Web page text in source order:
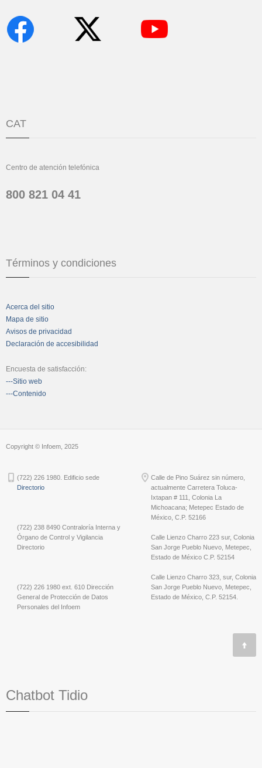
CAT
Centro de atención telefónica
800 821 04 41
Términos y condiciones
Acerca del sitio
Mapa de sitio
Avisos de privacidad
Declaración de accesibilidad
Encuesta de satisfacción:
---Sitio web
---Contenido
Copyright © Infoem, 2025
(722) 226 1980. Edificio sede
Directorio
(722) 238 8490 Contraloría Interna y
Órgano de Control y Vigilancia
Directorio
(722) 226 1980 ext. 610 Dirección
General de Protección de Datos
Personales del Infoem
Calle de Pino Suárez sin número,
actualmente Carretera Toluca-
Ixtapan # 111, Colonia La
Michoacana; Metepec Estado de
México, C.P. 52166
Calle Lienzo Charro 223 sur, Colonia
San Jorge Pueblo Nuevo, Metepec,
Estado de México C.P. 52154
Calle Lienzo Charro 323, sur, Colonia
San Jorge Pueblo Nuevo, Metepec,
Estado de México, C.P. 52154.
Chatbot Tidio